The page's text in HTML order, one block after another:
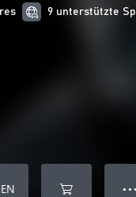
9 unterstützte
● ● ●